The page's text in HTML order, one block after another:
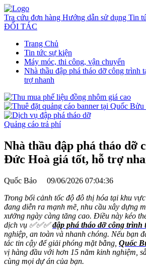
Tra cứu đơn hàng Hướng dẫn sử dụng Tin
ĐỐI TÁC
Trang Chủ
Tin tức sự kiện
Máy móc, thi công, vận chuyển
Nhà thầu đập phá tháo dỡ công trình
trợ nhanh
Quảng cáo trả phí
Nhà thầu đập phá tháo dỡ
Đức Hoà giá tốt, hỗ trợ
Quốc Bảo 09/06/2026 07:04:36
Trong bối cảnh tốc độ đô thị hóa tại khu
đang diễn ra mạnh mẽ, nhu cầu xây dựng
xưởng ngày càng tăng cao. Điều này kéo
dịch vụ ✅✅✅đập phá tháo dỡ công
nghiệp, an toàn và nhanh chóng. Nếu bạn
tác tin cậy để giải phóng mặt bằng, Quốc
vị hàng đầu với hơn 15 năm kinh nghiệm,
cùng mọi dự án của bạn.